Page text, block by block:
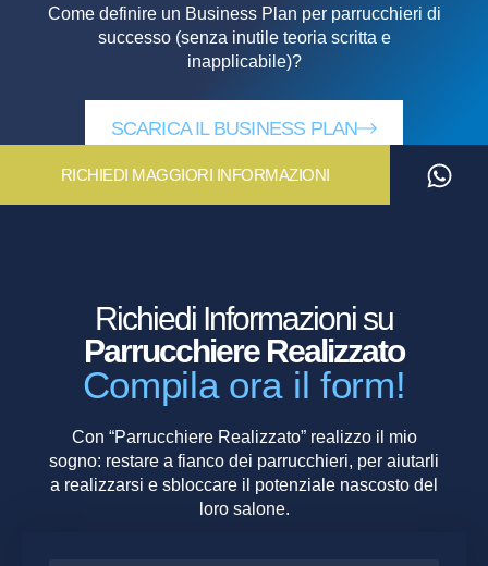
Come definire un Business Plan per parrucchieri di
successo (senza inutile teoria scritta e
inapplicabile)?
SCARICA IL BUSINESS PLAN
RICHIEDI MAGGIORI INFORMAZIONI
Richiedi Informazioni su
Parrucchiere Realizzato
Compila ora il form!
Con “Parrucchiere Realizzato” realizzo il mio
sogno: restare a fianco dei parrucchieri, per aiutarli
a realizzarsi e sbloccare il potenziale nascosto del
loro salone.